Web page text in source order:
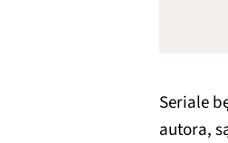
Seriale
autora,